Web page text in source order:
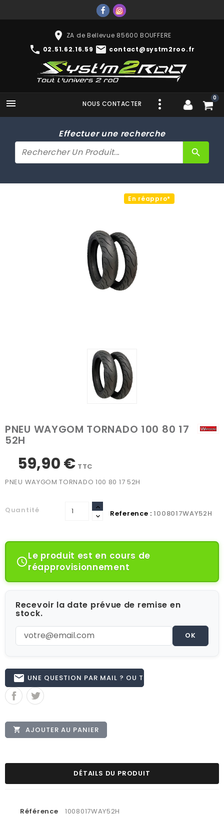
place ZA de Bellevue 85600 BOUFFERE
phone 02.51.62.16.59 mail contact@systm2roo.fr
 0
NOUS CONTACTER
Effectuer une recherche
search
En réappro*
PNEU WAYGOM TORNADO 100 80 17
52H
59,90 € TTC
PNEU WAYGOM TORNADO 100 80 17 52H
Quantité Reference : 1008017WAY52H
Le produit est en cours de
réapprovisionnement
Recevoir la date prévue de remise en
stock.
OK
email UNE QUESTION PAR MAIL ? OU TÉL 02.51.62.16.59
 AJOUTER AU PANIER
DÉTAILS DU PRODUIT
Référence 1008017WAY52H